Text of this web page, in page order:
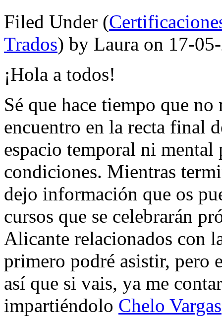
Filed Under (
Trados) by Laura on 17-
¡Hola a todos!
Sé que hace tiempo que
encuentro en la recta final
espacio temporal ni
condiciones. Mientras
dejo información que os
cursos que se celebrarán
Alicante relacionados con
primero podré asistir, pero
así que si vais, ya me
impartiéndolo Chelo Vargas